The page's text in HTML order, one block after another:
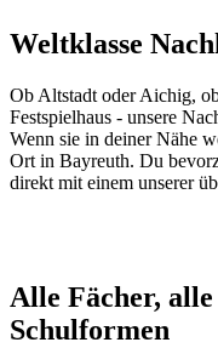
Weltklasse
Ob Altstadt oder Aichig,
Festspielhaus - unsere
Wenn sie in deiner Nähe
Ort in Bayreuth. Du
direkt mit einem unserer
Alle Fächer,
Schulformen